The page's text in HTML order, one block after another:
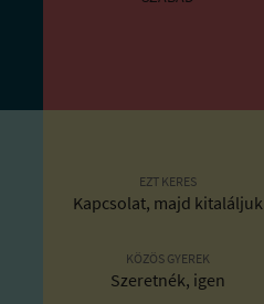
EZT KERES
Kapcsolat, majd kitaláljuk
KÖZÖS GYEREK
Szeretnék, igen